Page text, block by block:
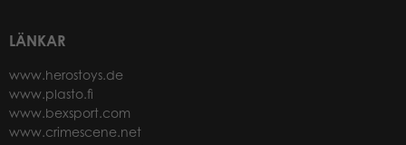
LÄNKAR
www.herostoys.de
www.plasto.fi
www.bexsport.com
www.crimescene.net